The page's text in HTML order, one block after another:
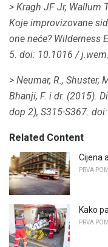
> Kragh JF Jr, Wallum
Koje improvizovane
one neće? Wilderness
5. doi: 10.1016 /
> Neumar, R., Shuster,
Bhanji, F. i dr. (2015).
dop 2), S315-S367.
Related Content
Cijena
PRVA
Kako
PRVA